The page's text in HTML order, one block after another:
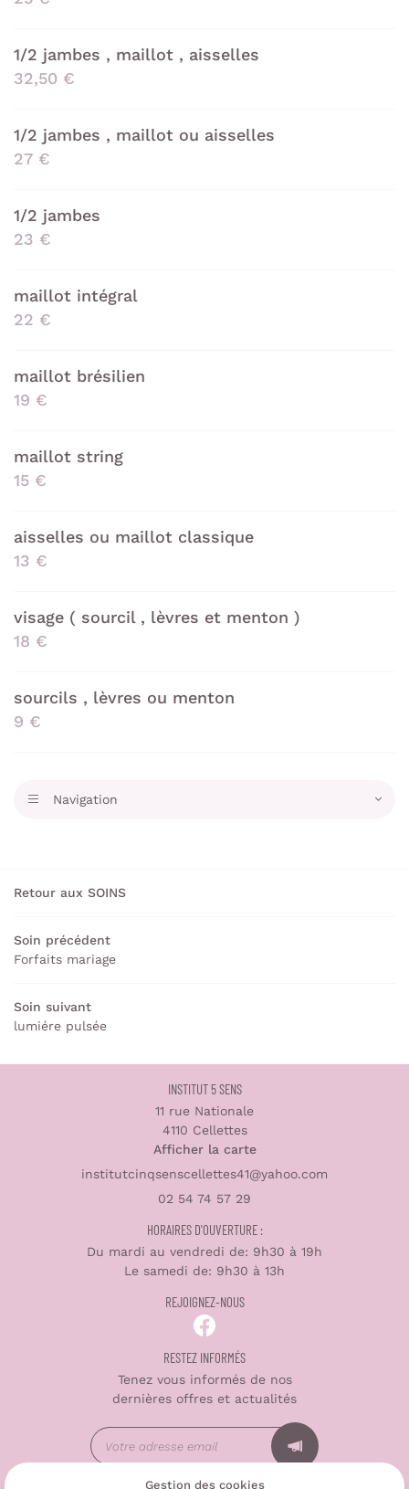
Accueil
Epilation
prestations
RDV
Avis
Contact
1/2 jambes , maillot , aisselles
32,50 €
1/2 jambes , maillot ou aisselles
27 €
1/2 jambes
23 €
maillot intégral
22 €
maillot brésilien
19 €
maillot string
15 €
aisselles ou maillot classique
13 €
visage ( sourcil , lèvres et menton )
18 €
sourcils , lèvres ou menton
9 €
 Navigation
Retour aux SOINS
Soin précédent
Forfaits mariage
Soin suivant
lumiére pulsée
INSTITUT 5 SENS
11 rue Nationale
4110 Cellettes
Afficher la carte
02 54 74 57 29
HORAIRES D'OUVERTURE :
Du mardi au vendredi de: 9h30 à 19h
Le samedi de: 9h30 à 13h
REJOIGNEZ-NOUS
RESTEZ INFORMÉS
Tenez vous informés de nos
dernières offres et actualités
Gestion des cookies